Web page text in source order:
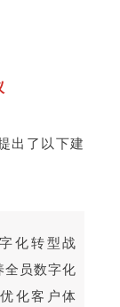
出了以下建
化转型战
全员数字化
化客户体